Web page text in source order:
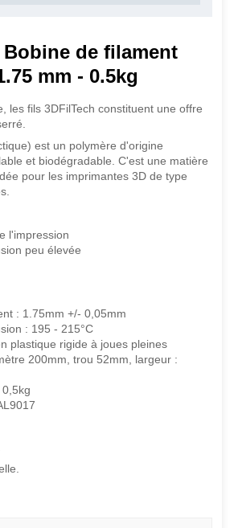
Bobine de filament
mm - 0.5kg
les fils 3DFilTech constituent une offre
est un polymère d'origine
et biodégradable. C'est une matière
pour les imprimantes 3D de type
l'impression
peu élevée
: 1.75mm +/- 0,05mm
: 195 - 215°C
plastique rigide à joues pleines
200mm, trou 52mm, largeur :